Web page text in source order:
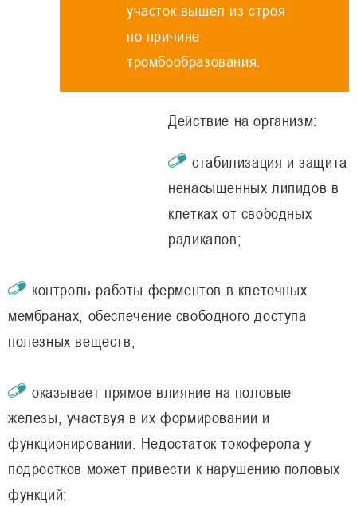
участок вышел из строя
по причине
тромбообразования.
Действие на организм:
стабилизация и защита
ненасыщенных липидов в
клетках от свободных
радикалов;
контроль работы ферментов в клеточных
мембранах, обеспечение свободного доступа
полезных веществ;
оказывает прямое влияние на половые
железы, участвуя в их формировании и
функционировании. Недостаток токоферола у
подростков может привести к нарушению половых
функций;